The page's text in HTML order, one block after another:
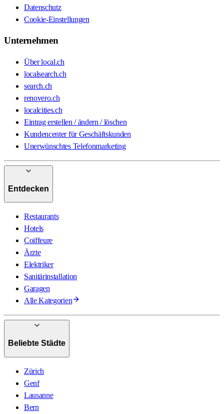
Datenschutz
Cookie-Einstellungen
Unternehmen
Über local.ch
localsearch.ch
search.ch
renovero.ch
localcities.ch
Eintrag erstellen / ändern / löschen
Kundencenter für Geschäftskunden
Unerwünschtes Telefonmarketing
Entdecken
Restaurants
Hotels
Coiffeure
Ärzte
Elektriker
Sanitärinstallation
Garagen
Alle Kategorien
Beliebte Städte
Zürich
Genf
Lausanne
Bern